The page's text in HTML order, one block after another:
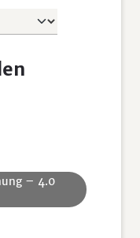
– 4.0